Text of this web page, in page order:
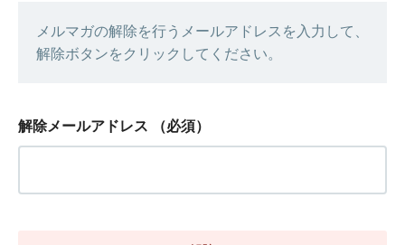
メルマガの解除を行うメールアドレスを入力して、
解除ボタンをクリックしてください。
解除メールアドレス （必須）